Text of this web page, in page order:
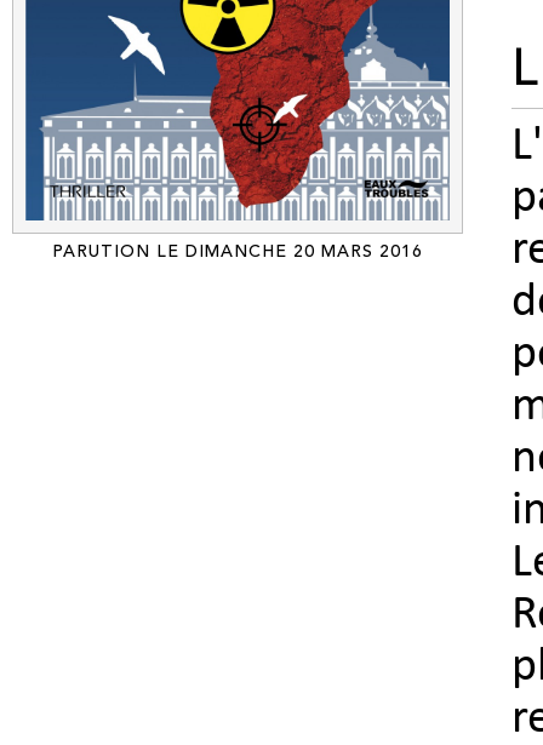
PARUTION LE DIMANCHE 20 MARS 2016